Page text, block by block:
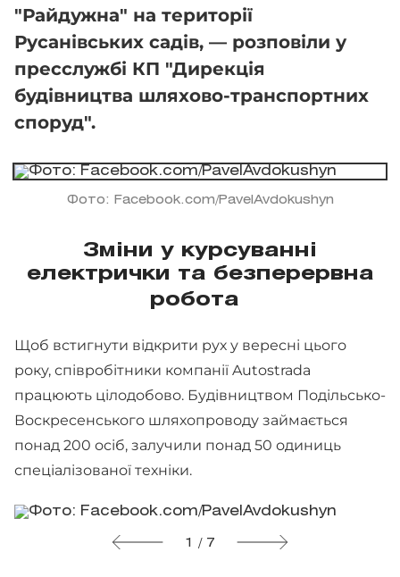
"Райдужна" на території
Русанівських садів, — розповіли у
пресслужбі КП "Дирекція
будівництва шляхово-транспортних
споруд".
Фото: Facebook.com/PavelAvdokushyn
Зміни у курсуванні
електрички та безперервна
робота
Щоб встигнути відкрити рух у вересні цього
року, співробітники компанії Autostrada
працюють цілодобово. Будівництвом Подільсько-
Воскресенського шляхопроводу займається
понад 200 осіб, залучили понад 50 одиниць
спеціалізованої техніки.
1 / 7